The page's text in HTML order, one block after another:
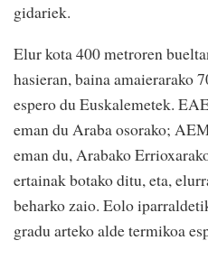
gidariek.
Elur kota 400 metroren
hasieran, baina amaierarako
espero du Euskalemetek.
eman du Araba osorako;
eman du, Arabako
ertainak botako ditu, eta,
beharko zaio. Eolo
gradu arteko alde termikoa